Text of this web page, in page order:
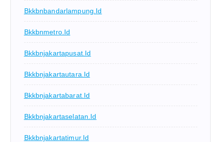
Bkkbnbandarlampung.id
Bkkbnmetro.id
Bkkbnjakartapusat.id
Bkkbnjakartautara.id
Bkkbnjakartabarat.id
Bkkbnjakartaselatan.id
Bkkbnjakartatimur.id